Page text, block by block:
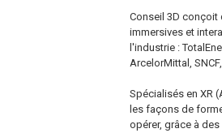
Conseil 3D conçoit
immersives et
l'industrie :
ArcelorMittal,
Spécialisés en XR
les façons de
opérer, grâce à